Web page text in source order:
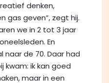
denken,
gas geven”, zegt hij.
we in 2 tot 3 jaar
En
naar de 70. Daar had
kwam: ik kan goed
maar in een